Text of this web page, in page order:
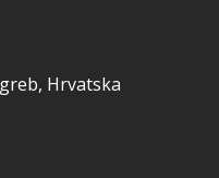
Hrvatska